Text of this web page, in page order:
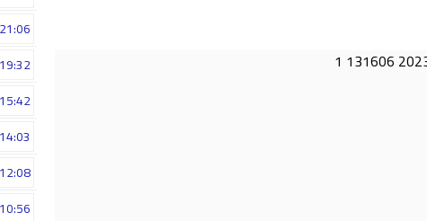
21:06
19:32
15:42
14:03
12:08
10:56